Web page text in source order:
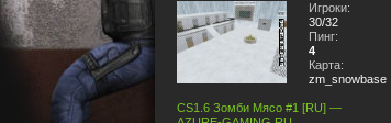
Игроки:
30/32
Пинг:
4
Карта:
zm_snowbase2
CS1.6 Зомби Мясо #1 [RU] —